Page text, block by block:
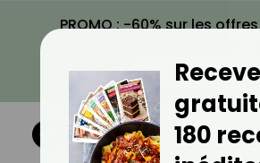
PROMO : -60% sur les
VOIR LA
180